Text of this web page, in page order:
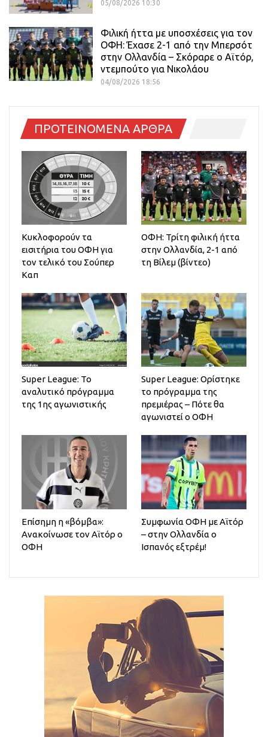
05/08/2026 10:30
Φιλική ήττα με υποσχέσεις για τον
ΟΦΗ: Έχασε 2-1 από την Μπερσότ
στην Ολλανδία – Σκόραρε ο Αϊτόρ,
ντεμπούτο για Νικολάου
04/08/2026 18:56
ΠΡΟΤΕΙΝΟΜΕΝΑ ΑΡΘΡΑ
Κυκλοφορούν τα
εισιτήρια του ΟΦΗ για
τον τελικό του Σούπερ
Καπ
ΟΦΗ: Τρίτη φιλική ήττα
στην Ολλανδία, 2-1 από
τη Βίλεμ (βίντεο)
Super League: Το
αναλυτικό πρόγραμμα
της 1ης αγωνιστικής
Super League: Ορίστηκε
το πρόγραμμα της
πρεμιέρας – Πότε θα
αγωνιστεί ο ΟΦΗ
Επίσημη η «βόμβα»:
Ανακοίνωσε τον Αϊτόρ ο
ΟΦΗ
Συμφωνία ΟΦΗ με Αϊτόρ
– στην Ολλανδία ο
Ισπανός εξτρέμ!